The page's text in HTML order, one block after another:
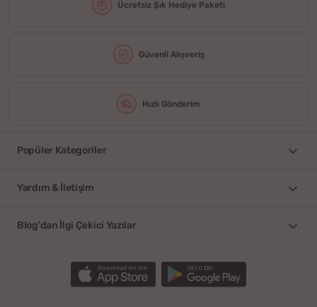
Ücretsiz Şık Hediye Paketi
Güvenli Alışveriş
Hızlı Gönderim
Popüler Kategoriler
Yardım & İletişim
Blog'dan İlgi Çekici Yazılar